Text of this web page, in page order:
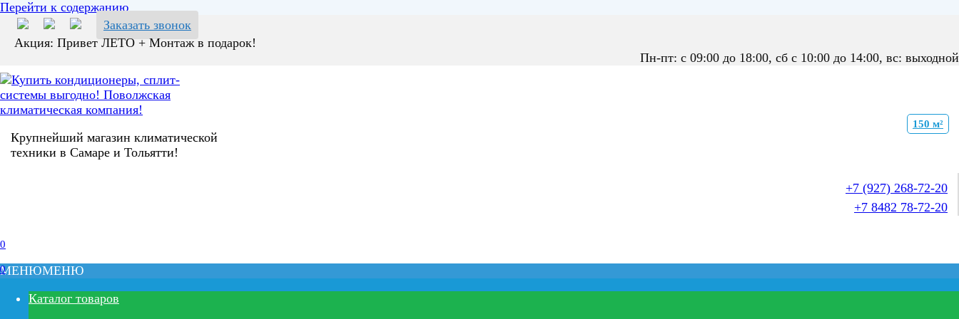
Перейти к содержанию
Заказать звонок
Акция: Привет ЛЕТО + Монтаж в подарок!
Пн-пт: с 09:00 до 18:00, сб с 10:00 до 14:00, вс: выходной
Крупнейший магазин климатической
техники в Самаре и Тольятти!
+7 (927) 268-72-20
+7 8482 78-72-20
0
0
МЕНЮМЕНЮ
Каталог товаров
150 м²